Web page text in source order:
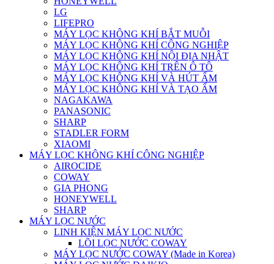
LG
LIFEPRO
MÁY LỌC KHÔNG KHÍ BẮT MUỖI
MÁY LỌC KHÔNG KHÍ CÔNG NGHIỆP
MÁY LỌC KHÔNG KHÍ NỘI ĐỊA NHẬT
MÁY LỌC KHÔNG KHÍ TRÊN Ô TÔ
MÁY LỌC KHÔNG KHÍ VÀ HÚT ẨM
MÁY LỌC KHÔNG KHÍ VÀ TẠO ẨM
NAGAKAWA
PANASONIC
SHARP
STADLER FORM
XIAOMI
MÁY LỌC KHÔNG KHÍ CÔNG NGHIỆP
AIROCIDE
COWAY
GIA PHONG
HONEYWELL
SHARP
MÁY LỌC NƯỚC
LINH KIỆN MÁY LỌC NƯỚC
LÕI LỌC NƯỚC COWAY
MÁY LỌC NƯỚC COWAY (Made in Korea)